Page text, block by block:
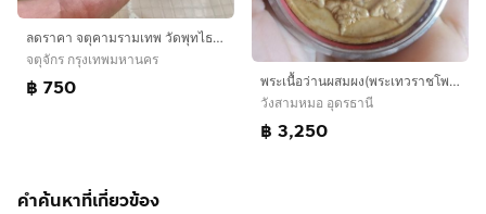
ลดราคา จตุคามรามเทพ วัดพุทไธศวรรย์
จตุจักร กรุงเทพมหานคร
฿ 750
พระเนื้อว่านผสมผง(พระเทวราชโพธิสัตว์ท้าวจตุคามรามเทพวัดมหาธาตุ(เนื้อผงว่านอุดมโชคแปดอรหันต์)(รุ่นบูรณะเจดีย์ลาย)(นครศรีธรรมราช))พระมงคล
วังสามหมอ อุดรธานี
฿ 3,250
คำค้นหาที่เกี่ยวข้อง